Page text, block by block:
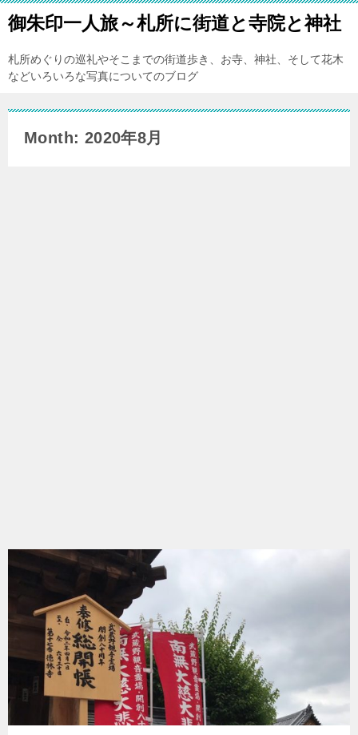
御朱印一人旅～札所に街道と寺院と神社
札所めぐりの巡礼やそこまでの街道歩き、お寺、神社、そして花木
などいろいろな写真についてのブログ
Month: 2020年8月